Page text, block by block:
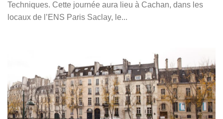
Techniques. Cette journée aura lieu à Cachan, dans les
locaux de l’ENS Paris Saclay, le...